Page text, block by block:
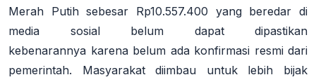
Merah Putih sebesar Rp10.557.400 yang beredar di
media sosial belum dapat dipastikan
kebenarannya karena belum ada konfirmasi resmi dari
pemerintah. Masyarakat diimbau untuk lebih bijak